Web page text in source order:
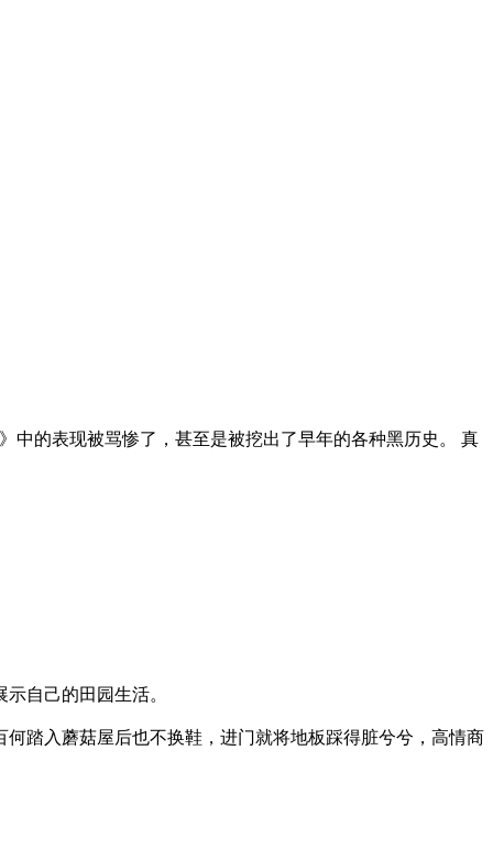
中的表现被骂惨了，甚至是被挖出了早年的各种黑历史。 真
自己的田园生活。
踏入蘑菇屋后也不换鞋，进门就将地板踩得脏兮兮，高情商